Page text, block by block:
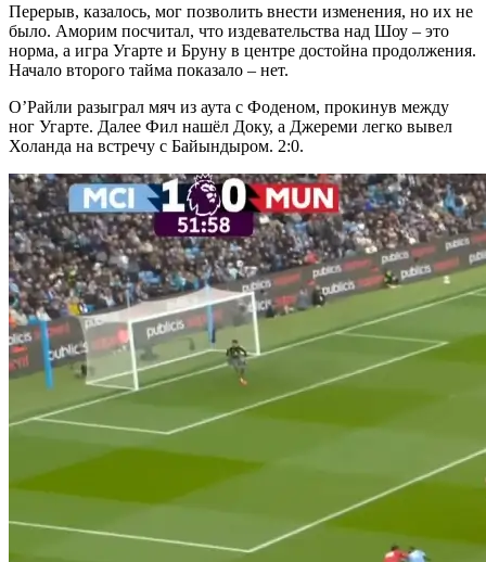
Перерыв, казалось, мог позволить внести изменения, но их не
было. Аморим посчитал, что издевательства над Шоу – это
норма, а игра Угарте и Бруну в центре достойна продолжения.
Начало второго тайма показало – нет.
О’Райли разыграл мяч из аута с Фоденом, прокинув между
ног Угарте. Далее Фил нашёл Доку, а Джереми легко вывел
Холанда на встречу с Байындыром. 2:0.